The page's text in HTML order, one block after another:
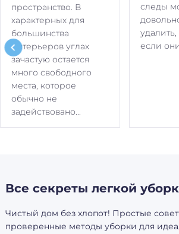
пространство. В
характерных для
большинства
интерьеров углах
зачастую остается
много свободного
места, которое
обычно не
задействовано...
следы
если
Все секреты легкой
Чистый дом без хлопот! Простые
проверенные методы уборки для